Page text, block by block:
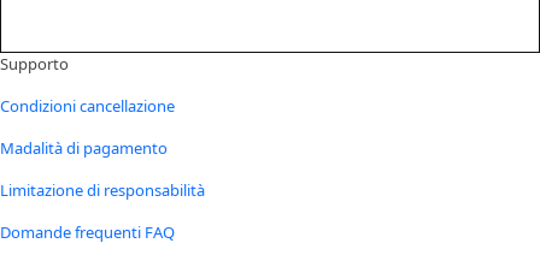
Supporto
Condizioni cancellazione
Madalità di pagamento
Limitazione di responsabilità
Domande frequenti FAQ